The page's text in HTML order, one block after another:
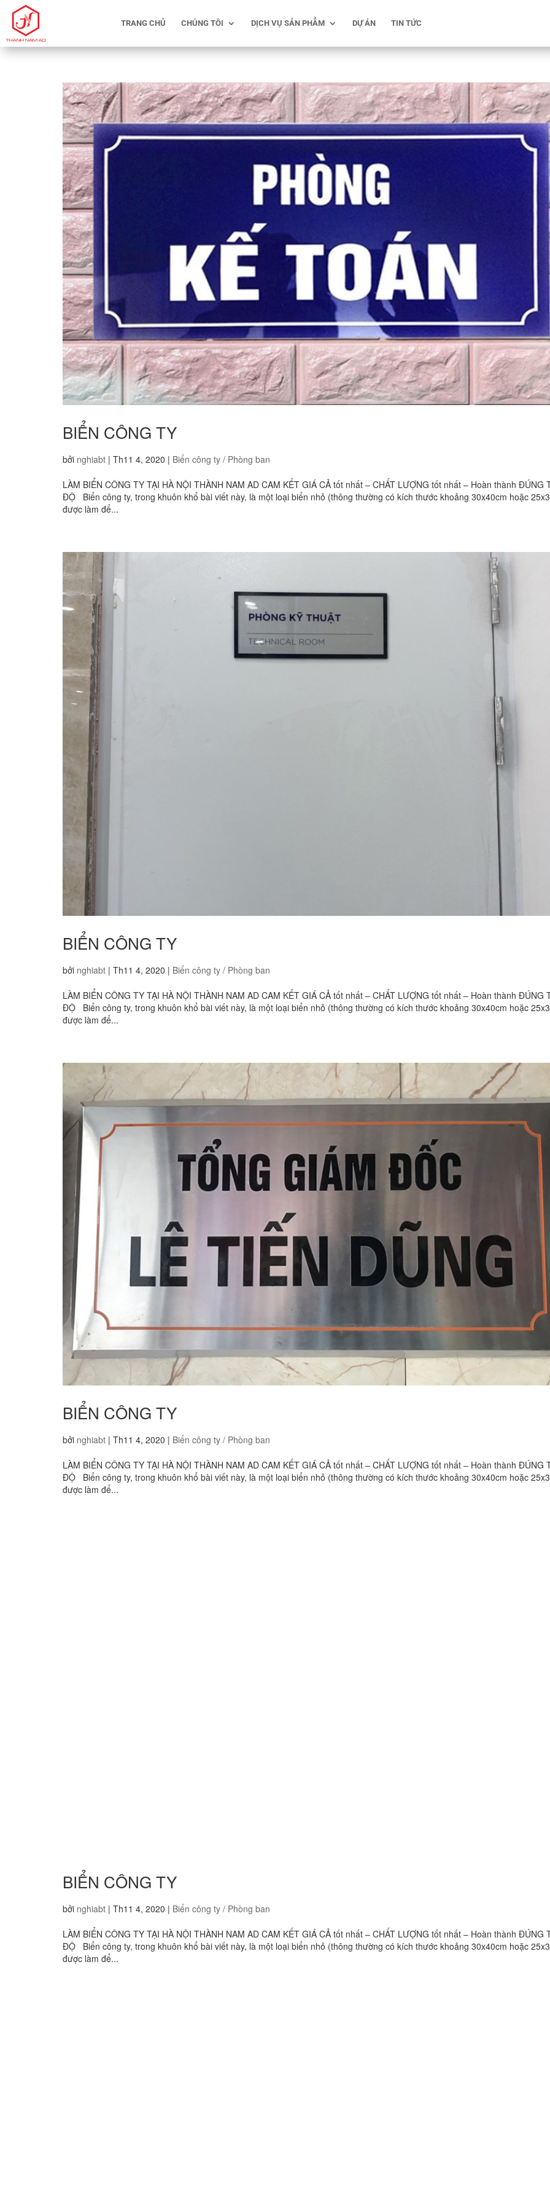
TRANG CHỦ CHÚNG TÔI DỊCH VỤ SẢN PHẨM DỰ ÁN TIN TỨC
BIỂN CÔNG TY
bởi nghiabt | Th11 4, 2020 | Biển công ty / Phòng ban
LÀM BIỂN CÔNG TY TẠI HÀ NỘI THÀNH NAM AD CAM KẾT GIÁ CẢ tốt nhất – CHẤT LƯỢNG tốt nhất – Hoàn thành ĐÚNG
ĐỘ Biển công ty, trong khuôn khổ bài viết này, là một loại biển nhỏ (thông thường có kích thước khoảng 30x40cm hoặc
được làm để...
BIỂN CÔNG TY
bởi nghiabt | Th11 4, 2020 | Biển công ty / Phòng ban
LÀM BIỂN CÔNG TY TẠI HÀ NỘI THÀNH NAM AD CAM KẾT GIÁ CẢ tốt nhất – CHẤT LƯỢNG tốt nhất – Hoàn thành ĐÚNG
ĐỘ Biển công ty, trong khuôn khổ bài viết này, là một loại biển nhỏ (thông thường có kích thước khoảng 30x40cm hoặc
được làm để...
BIỂN CÔNG TY
bởi nghiabt | Th11 4, 2020 | Biển công ty / Phòng ban
LÀM BIỂN CÔNG TY TẠI HÀ NỘI THÀNH NAM AD CAM KẾT GIÁ CẢ tốt nhất – CHẤT LƯỢNG tốt nhất – Hoàn thành ĐÚNG
ĐỘ Biển công ty, trong khuôn khổ bài viết này, là một loại biển nhỏ (thông thường có kích thước khoảng 30x40cm hoặc
được làm để...
BIỂN CÔNG TY
bởi nghiabt | Th11 4, 2020 | Biển công ty / Phòng ban
LÀM BIỂN CÔNG TY TẠI HÀ NỘI THÀNH NAM AD CAM KẾT GIÁ CẢ tốt nhất – CHẤT LƯỢNG tốt nhất – Hoàn thành ĐÚNG
ĐỘ Biển công ty, trong khuôn khổ bài viết này, là một loại biển nhỏ (thông thường có kích thước khoảng 30x40cm hoặc
được làm để...